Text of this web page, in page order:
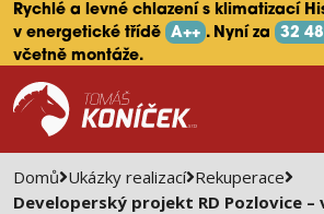
Domů Ukázky realizací Rekuperace
Developerský projekt RD Pozlovice
Rychlé a levné chlazení s klimatizací
v energetické třídě
A++ . Nyní za
32
včetně montáže.